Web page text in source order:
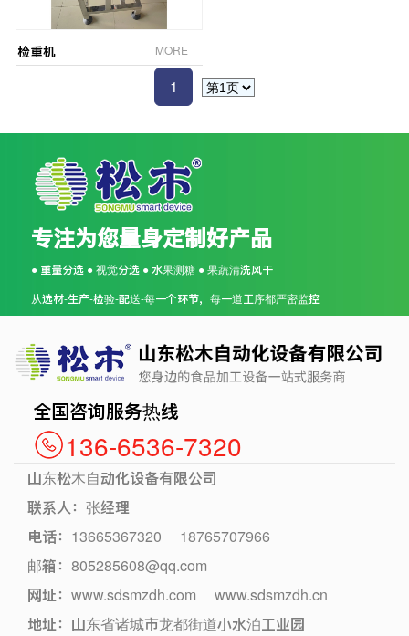
检重机 MORE
1
专注为您量身定制好产品
● 重量分选 ● 视觉分选 ● 水果测糖 ● 果蔬清洗风干
从选材-生产-检验-配送-每一个环节，每一道工序都严密监控
全国咨询服务热线
136-6536-7320
山东松木自动化设备有限公司
联系人：张经理
电话：13665367320 18765707966
邮箱：805285608@qq.com
网址： www.sdsmzdh.com
www.sdsmzdh.cn
地址：山东省诸城市龙都街道小水泊工业园